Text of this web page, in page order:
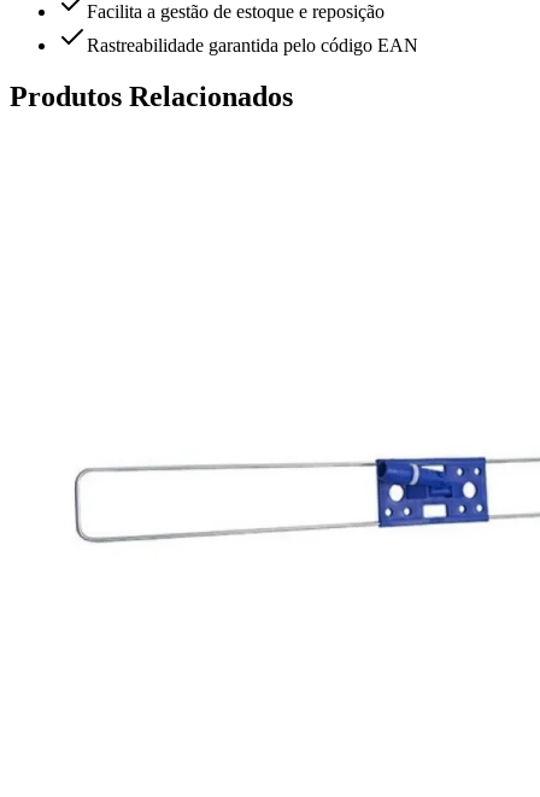
Facilita a gestão de estoque e reposição
Rastreabilidade garantida pelo código EAN
Produtos Relacionados